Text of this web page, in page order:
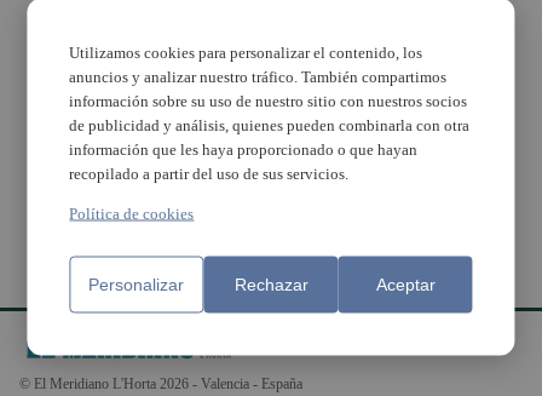
Quart de Poblet celebra
la Holi Run i la Festa de
l’Aigua el pròxim 7 de
setembre
© El Meridiano L'Horta 2026 - Valencia - España
Utilizamos cookies para personalizar el contenido, los
anuncios y analizar nuestro tráfico. También compartimos
información sobre su uso de nuestro sitio con nuestros socios
de publicidad y análisis, quienes pueden combinarla con otra
información que les haya proporcionado o que hayan
recopilado a partir del uso de sus servicios.
Política de cookies
Personalizar Rechazar Aceptar